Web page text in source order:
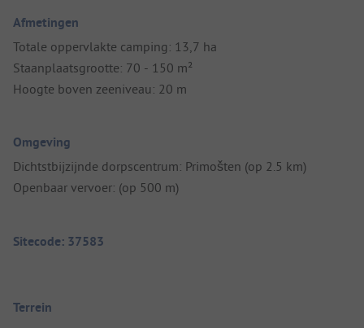
Afmetingen
Totale oppervlakte camping: 13,7 ha
Staanplaatsgrootte: 70 - 150 m²
Hoogte boven zeeniveau: 20 m
Omgeving
Dichtstbijzijnde dorpscentrum: Primošten (op 2.5 km)
Openbaar vervoer: (op 500 m)
Sitecode: 37583
Terrein